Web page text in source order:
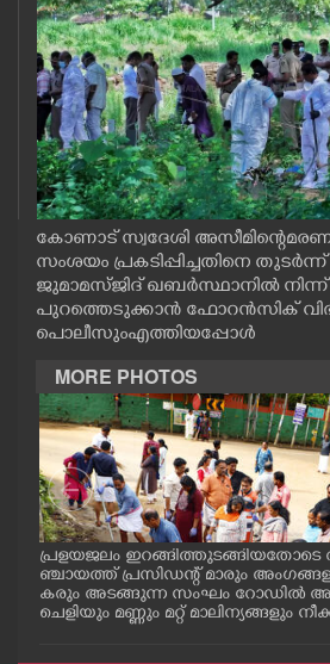
OBITUARY
NEWS 360
CASE DIARY
CINEMA
OPINION
LIFESTYLE
SPIRITUAL
INFO+
കോണാട് സ്വദേശി അസീമിന്റെ
സംശയം പ്രകടിപ്പിച്ചതിനെ
ജുമാമസ്ജിദ് ഖബർസ്ഥാനിൽ
പുറത്തെടുക്കാൻ ഫോറൻസിക്
പൊലീസും എത്തിയപ്പോൾ
MORE PHOTOS
പ്രളയജലം ഇറങ്ങിത്തുടങ്ങിയതോടെ
ഞ്ചായത്ത് പ്രസിഡന്റ് മാരും
കരും അടങ്ങുന്ന സംഘം റോഡിൽ
ചെളിയും മണ്ണും മറ്റ് മാലിന്യങ്ങളും